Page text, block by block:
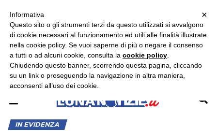
ASCOLTA RADIO LUNA
IN EVIDENZA
×
×
Informativa
Questo sito o gli strumenti terzi da questo utilizzati si avvalgono
di cookie necessari al funzionamento ed utili alle finalità illustrate
nella cookie policy. Se vuoi saperne di più o negare il consenso
a tutti o ad alcuni cookie, consulta la cookie policy
Chiudendo questo banner, scorrendo questa pagina, cliccando
su un link o proseguendo la navigazione in altra maniera,
acconsenti all’uso dei cookie.